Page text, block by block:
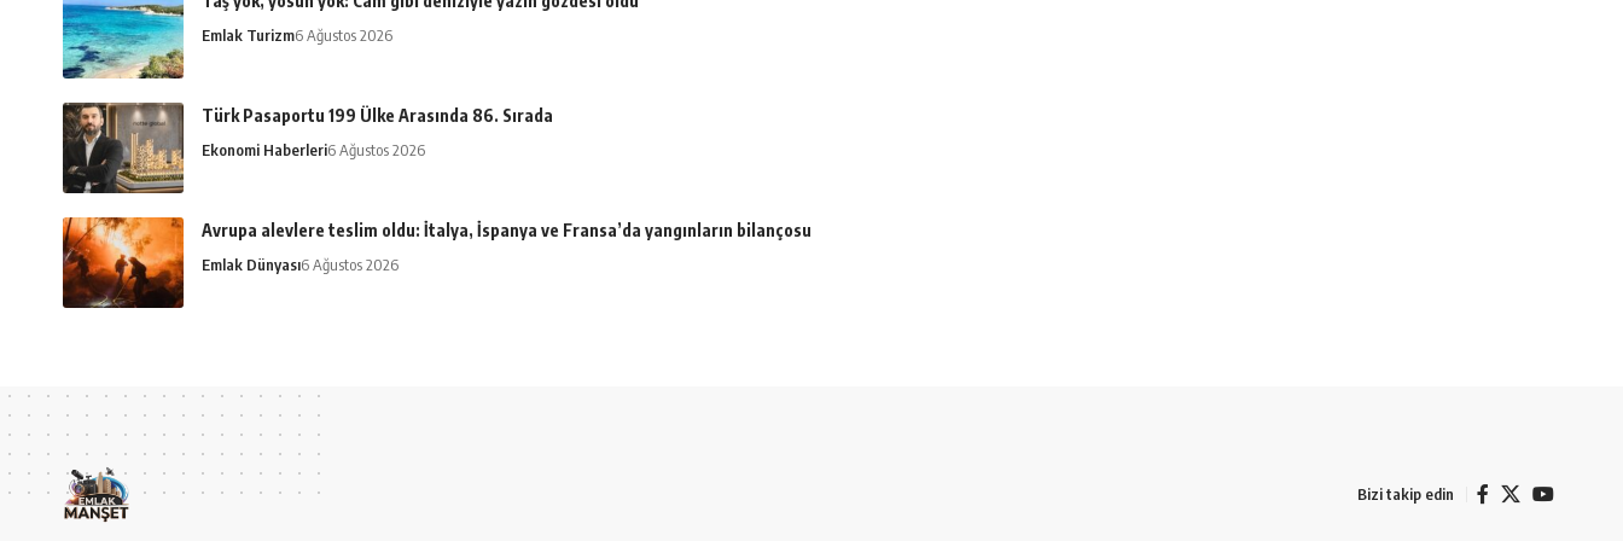
Emlak Turizm6 Ağustos 2026
Türk Pasaportu 199 Ülke Arasında 86. Sırada
Ekonomi Haberleri6 Ağustos 2026
Avrupa alevlere teslim oldu: İtalya, İspanya ve Fransa’da yangınların bilançosu
Emlak Dünyası6 Ağustos 2026
Bizi takip edin